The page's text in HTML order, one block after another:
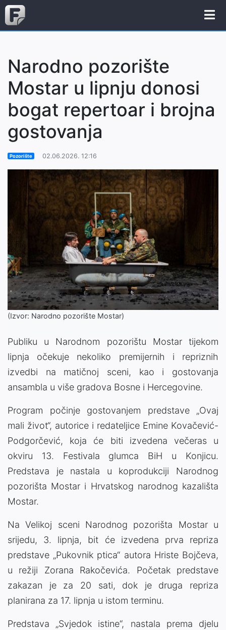
Narodno pozorište
Mostar u lipnju donosi
bogat repertoar i brojna
gostovanja
Pozorište 02.06.2026. 12:16
(Izvor: Narodno pozorište Mostar)
Publiku u Narodnom pozorištu Mostar tijekom
lipnja očekuje nekoliko premijernih i repriznih
izvedbi na matičnoj sceni, kao i gostovanja
ansambla u više gradova Bosne i Hercegovine.
Program počinje gostovanjem predstave „Ovaj
mali život“, autorice i redateljice Emine Kovačević-
Podgorčević, koja će biti izvedena večeras u
okviru 13. Festivala glumca BiH u Konjicu.
Predstava je nastala u koprodukciji Narodnog
pozorišta Mostar i Hrvatskog narodnog kazališta
Mostar.
Na Velikoj sceni Narodnog pozorišta Mostar u
srijedu, 3. lipnja, bit će izvedena prva repriza
predstave „Pukovnik ptica“ autora Hriste Bojčeva,
u režiji Zorana Rakočevića. Početak predstave
zakazan je za 20 sati, dok je druga repriza
planirana za 17. lipnja u istom terminu.
Predstava „Svjedok istine“, nastala prema djelu